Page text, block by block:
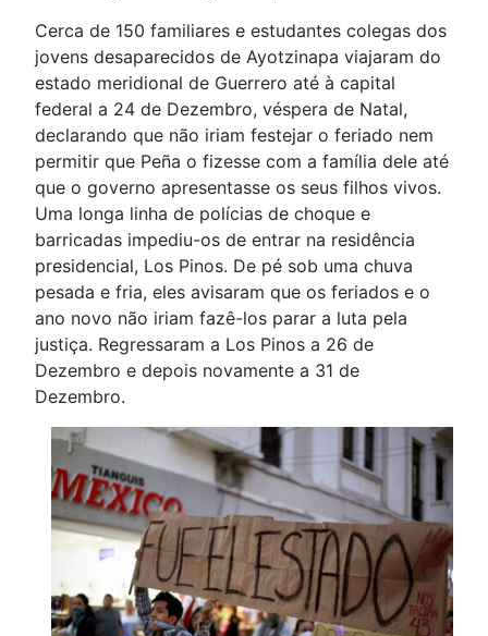
Cerca de 150 familiares e estudantes colegas dos
jovens desaparecidos de Ayotzinapa viajaram do
estado meridional de Guerrero até à capital
federal a 24 de Dezembro, véspera de Natal,
declarando que não iriam festejar o feriado nem
permitir que Peña o fizesse com a família dele até
que o governo apresentasse os seus filhos vivos.
Uma longa linha de polícias de choque e
barricadas impediu-os de entrar na residência
presidencial, Los Pinos. De pé sob uma chuva
pesada e fria, eles avisaram que os feriados e o
ano novo não iriam fazê-los parar a luta pela
justiça. Regressaram a Los Pinos a 26 de
Dezembro e depois novamente a 31 de
Dezembro.